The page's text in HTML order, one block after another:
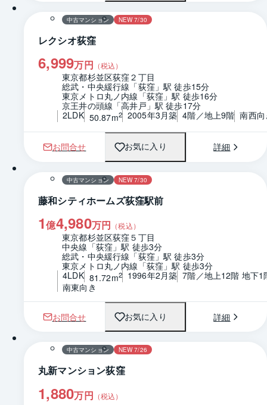
中古マンション NEW 7/30
レクシオ荻窪
6,999万円 （税込）
東京都杉並区荻窪２丁目
総武・中央緩行線「荻窪」駅 徒歩15分
東京メトロ丸ノ内線「荻窪」駅 徒歩16分
京王井の頭線「高井戸」駅 徒歩17分
2LDK 50.87m2 2005年3月築 4階／地上9階 南西
お問合せ お気に入り 詳細
1 / 0 間取り
中古マンション NEW 7/30
藤和シティホームズ荻窪駅前
1億4,980万円 （税込）
東京都杉並区荻窪５丁目
中央線「荻窪」駅 徒歩3分
総武・中央緩行線「荻窪」駅 徒歩3分
東京メトロ丸ノ内線「荻窪」駅 徒歩3分
4LDK 81.72m2 1996年2月築 7階／地上12階 地下1
南東向き
お問合せ お気に入り 詳細
1 / 0 間取り
中古マンション NEW 7/26
丸新マンション荻窪
1,880万円 （税込）